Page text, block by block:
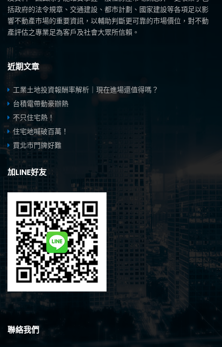
括政府的法令規章、交通建設、都市計劃、國家建設等各項足以影
響不動產市場的重要資訊，以輔助判斷更可靠的市場價位，對不動
產評估之專業足為客戶及社會大眾所信賴。
近期文章
工業土地投資報酬率解析｜現在進場還值得嗎？
台積電帶動豪辦熱
不只住宅熱！
住宅地喊破百萬！
買北市門牌好難
加LINE好友
聯絡我們